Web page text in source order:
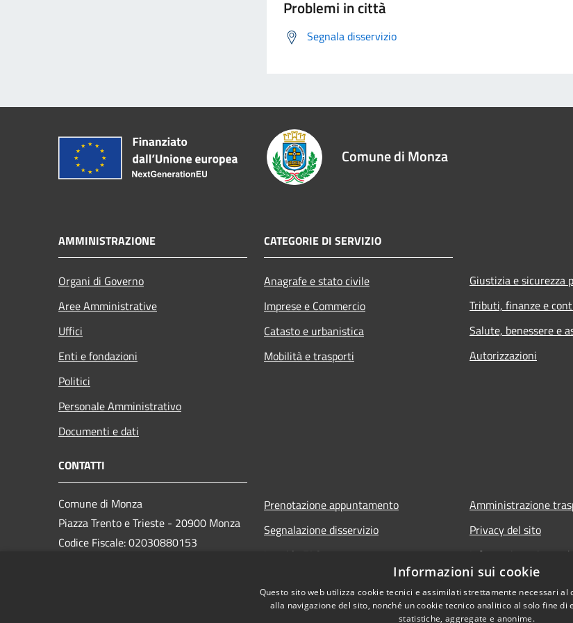
Problemi in città
Segnala disservizio
Comune di Monza
AMMINISTRAZIONE
Organi di Governo
Aree Amministrative
Uffici
Enti e fondazioni
Politici
Personale Amministrativo
Documenti e dati
CATEGORIE DI SERVIZIO
Anagrafe e stato civile
Imprese e Commercio
Catasto e urbanistica
Mobilità e trasporti
Giustizia e sicurezza
Tributi, finanze e
Salute, benessere e
Autorizzazioni
CONTATTI
Comune di Monza
Piazza Trento e Trieste - 20900 Monza
Codice Fiscale: 02030880153
Prenotazione appuntamento
Segnalazione disservizio
Leggi le FAQ
Amministrazione
Privacy del sito
Informativa privacy
Note legali
Dichiarazione di
Informazioni sui cookie
Questo sito web utilizza cookie tecnici e assimilati strettamente necessari al
alla navigazione del sito, nonché un cookie tecnico analitico al solo fine
statistiche, aggregate e anonime.